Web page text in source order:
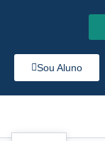
Sou Aluno